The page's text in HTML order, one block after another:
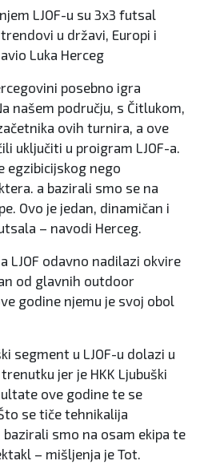
LJOF-u su 3x3 futsal
u državi, Europi i
Luka Herceg
posebno igra
našem području, s Čitlukom,
ovih turnira, a ove
uključiti u proigram LJOF-a.
egzibicijskog nego
a bazirali smo se na
Ovo je jedan, dinamičan i
– navodi Herceg.
LJOF odavno nadilazi okvire
od glavnih outdoor
godine njemu je svoj obol
segment u LJOF-u dolazi u
jer je HKK Ljubuški
ove godine te se
se tiče tehnikalija
smo na osam ekipa te
– mišljenja je Tot.